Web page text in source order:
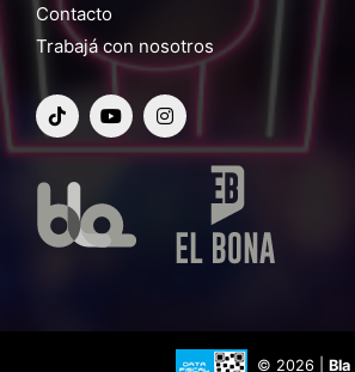
Contacto
Trabajá con nosotros
© 2026 | Bla